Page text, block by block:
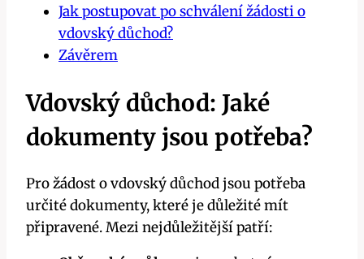
Jak postupovat po schválení žádosti o
vdovský důchod?
Závěrem
Vdovský důchod: Jaké
dokumenty jsou potřeba?
Pro žádost o vdovský důchod jsou potřeba
určité dokumenty, které je důležité mít
připravené. Mezi nejdůležitější patří: